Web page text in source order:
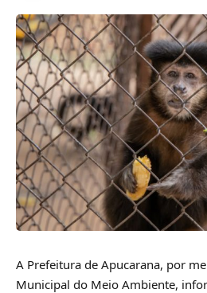
A Prefeitura de Apucarana, por
Municipal do Meio Ambiente,